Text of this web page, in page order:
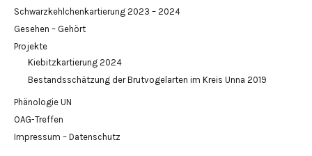
Schwarzkehlchenkartierung 2023 – 2024
Gesehen – Gehört
Projekte
Kiebitzkartierung 2024
Bestandsschätzung der Brutvogelarten im Kreis Unna 2019
Phänologie UN
OAG-Treffen
Impressum – Datenschutz